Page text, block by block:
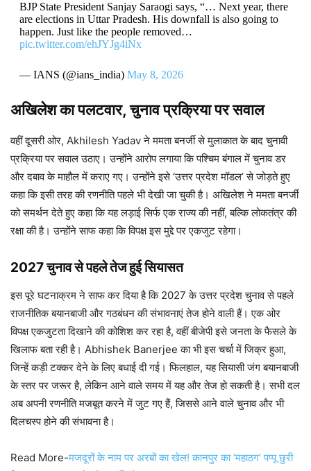
BJP State President Sanjay Saraogi says, “… Next year, there
are elections in Uttar Pradesh. His downfall is also going to
happen. Just like the people removed…
pic.twitter.com/ehJYJg4iNx
— IANS (@ians_india) May 8, 2026
अखिलेश का पलटवार, चुनाव प्रक्रिया पर सवाल
वहीं दूसरी ओर, Akhilesh Yadav ने ममता बनर्जी से मुलाकात के बाद चुनावी
प्रक्रिया पर सवाल उठाए। उन्होंने आरोप लगाया कि पश्चिम बंगाल में चुनाव डर
और दबाव के माहौल में कराए गए। उन्होंने इसे ‘उत्तर प्रदेश मॉडल’ से जोड़ते हुए
कहा कि इसी तरह की रणनीति पहले भी देखी जा चुकी है। अखिलेश ने ममता बनर्जी
को समर्थन देते हुए कहा कि यह लड़ाई सिर्फ एक राज्य की नहीं, बल्कि लोकतंत्र की
रक्षा की है। उन्होंने साफ कहा कि विपक्ष इस मुद्दे पर एकजुट रहेगा।
2027 चुनाव से पहले तेज हुई सियासत
इस पूरे घटनाक्रम ने साफ कर दिया है कि 2027 के उत्तर प्रदेश चुनाव से पहले
राजनीतिक बयानबाजी और गठबंधन की संभावनाएं तेज होने वाली हैं। एक ओर
विपक्ष एकजुटता दिखाने की कोशिश कर रहा है, वहीं बीजेपी इसे जनता के फैसले के
खिलाफ बता रही है। Abhishek Banerjee का भी इस चर्चा में जिक्र हुआ,
जिन्हें कड़ी टक्कर देने के लिए बधाई दी गई। फिलहाल, यह सियासी जंग बयानबाजी
के स्तर पर जरूर है, लेकिन आने वाले समय में यह और तेज हो सकती है। सभी दल
अब अपनी रणनीति मजबूत करने में जुट गए हैं, जिससे आने वाले चुनाव और भी
दिलचस्प होने की संभावना है।
Read More-मजदूरों के नाम पर अरबों का खेल! कानपुर का ‘महाठग’ पप्पू छुरी